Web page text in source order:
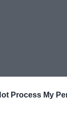
Process My